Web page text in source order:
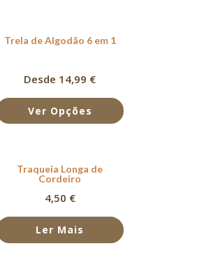
Trela de Algodão 6 em 1
Desde 14,99 €
Ver Opções
Traqueia Longa de
Cordeiro
4,50 €
Ler Mais